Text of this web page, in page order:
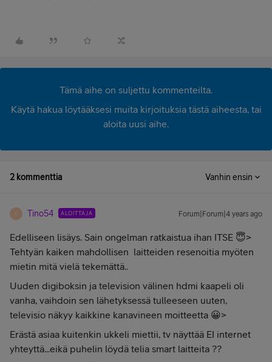
Tämä aihe on suljettu kommenteilta.
Käytä hakua löytääksesi muita kirjoituksia tästä aiheesta, tai
aloita uusi aihe.
2 kommenttia Vanhin ensin
T Tino54 ALOITTAJA Forum|Forum|4 years ago
Edelliseen lisäys. Sain ongelman ratkaistua ihan ITSE 😇>
Tehtyän kaiken mahdollisen laitteiden resenoitia myöten
mietin mitä vielä tekemättä..
Uuden digiboksin ja television välinen hdmi kaapeli oli
vanha, vaihdoin sen lähetyksessä tulleeseen uuten,
televisio näkyy kaikkine kanavineen moitteetta 😀>
Erästä asiaa kuitenkin ukkeli miettii, tv näyttää EI internet
yhteyttä...eikä puhelin löydä telia smart laitteita ??